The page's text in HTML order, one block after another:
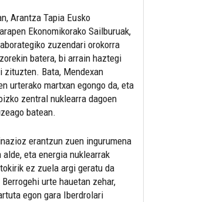
Arantza Tapia Eusko
Ekonomikorako Sailburuak,
zuzendari orokorra
batera, bi arrain haztegi
zituzten. Bata, Mendexan
urterako martxan egongo da, eta
zentral nuklearra dagoen
batean.
erantzun zuen ingurumena
eta energia nuklearrak
ez zuela argi geratu da
urte hauetan zehar,
egon gara Iberdrolari